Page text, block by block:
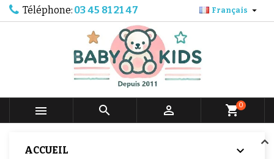
Téléphone: 03 45 81 21 47 Français 
   shopping_cart0
ACCUEIL